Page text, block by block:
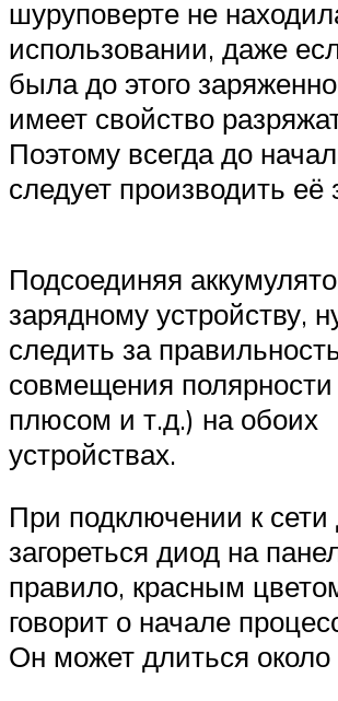
шуруповерте не
использовании, даже
была до этого
имеет свойство
Поэтому всегда до
следует производить её
Подсоединяя
зарядному устройству,
следить за
совмещения
плюсом и т.д.) на обоих
устройствах.
При подключении к
загореться диод на
правило, красным
говорит о начале
Он может длиться